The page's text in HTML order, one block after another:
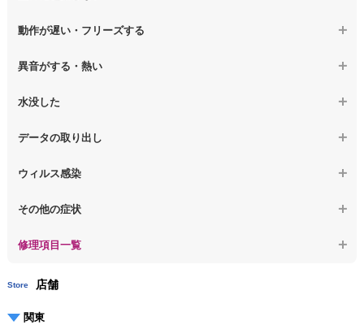
【ノートパソコン】マザーボード修理
かしい、チラつく等)
【macbook】症状が選択肢にない、よく分からない
【macbook】電源ボタンを押しても反応が無い
動作が遅い・フリーズする
異音がする・熱い
【macbook】パソコンから異音がする
水没した
【macbook】水没してパソコンが動かない
データの取り出し
【macbook】起動しないパソコンのデータを復旧
ウィルス感染
【macbook】特定のプログラムを削除したい
その他の症状
修理項目一覧
Store 店舗
関東